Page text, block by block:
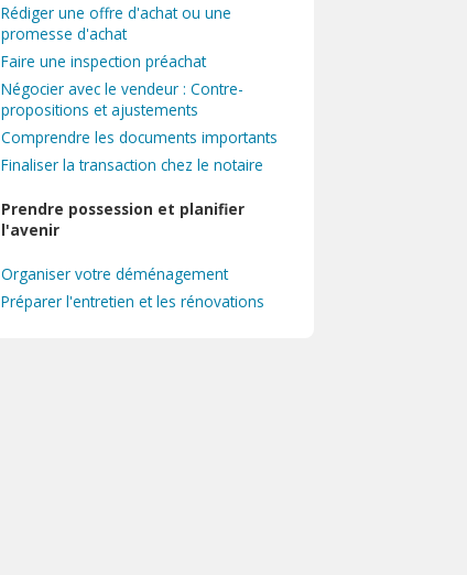
Rédiger une offre d'achat ou une
promesse d'achat
Faire une inspection préachat
Négocier avec le vendeur : Contre-
propositions et ajustements
Comprendre les documents importants
Finaliser la transaction chez le notaire
Prendre possession et planifier
l'avenir
Organiser votre déménagement
Préparer l'entretien et les rénovations